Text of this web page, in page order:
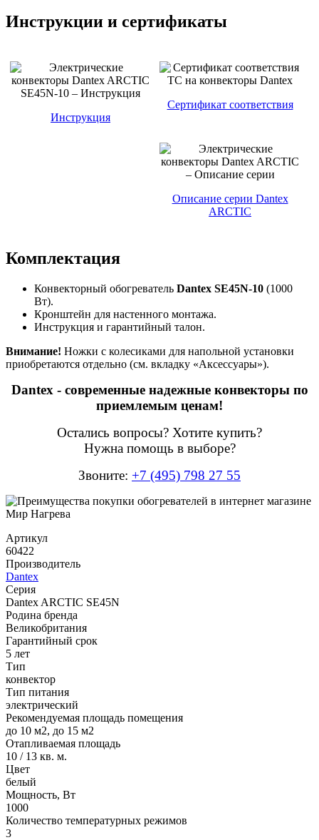
Инструкции и сертификаты
Инструкция
Сертификат соответствия
Описание серии Dantex
ARCTIC
Комплектация
Конвекторный обогреватель Dantex SE45N-10 (1000
Вт).
Кронштейн для настенного монтажа.
Инструкция и гарантийный талон.
Внимание! Ножки с колесиками для напольной установки
приобретаются отдельно (см. вкладку «Аксессуары»).
Dantex - современные надежные конвекторы по
приемлемым ценам!
Остались вопросы? Хотите купить?
Нужна помощь в выборе?
Звоните: +7 (495) 798 27 55
Артикул
60422
Производитель
Dantex
Серия
Dantex ARCTIC SE45N
Родина бренда
Великобритания
Гарантийный срок
5 лет
Тип
конвектор
Тип питания
электрический
Рекомендуемая площадь помещения
до 10 м2, до 15 м2
Отапливаемая площадь
10 / 13 кв. м.
Цвет
белый
Мощность, Вт
1000
Количество температурных режимов
3